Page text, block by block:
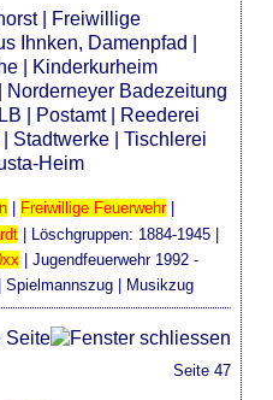
|
Freiwillige
Ihnken, Damenpfad
Kinderkurheim
Norderneyer Badezeitung
Postamt|
Reederei
Stadtwerke |Tischlerei
Heim
Freiwillige Feuerwehr|
| Löschgruppen: 1884-1945 |
|Jugendfeuerwehr 1992 -
|Spielmannszug | Musikzug
Seite 47